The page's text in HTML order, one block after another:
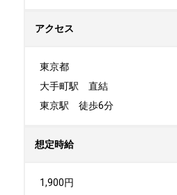
アクセス
東京都
大手町駅　直結
東京駅　徒歩6分
想定時給
1,900円